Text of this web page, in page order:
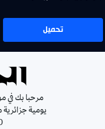
تحميل
مرحبا بك في
يومية